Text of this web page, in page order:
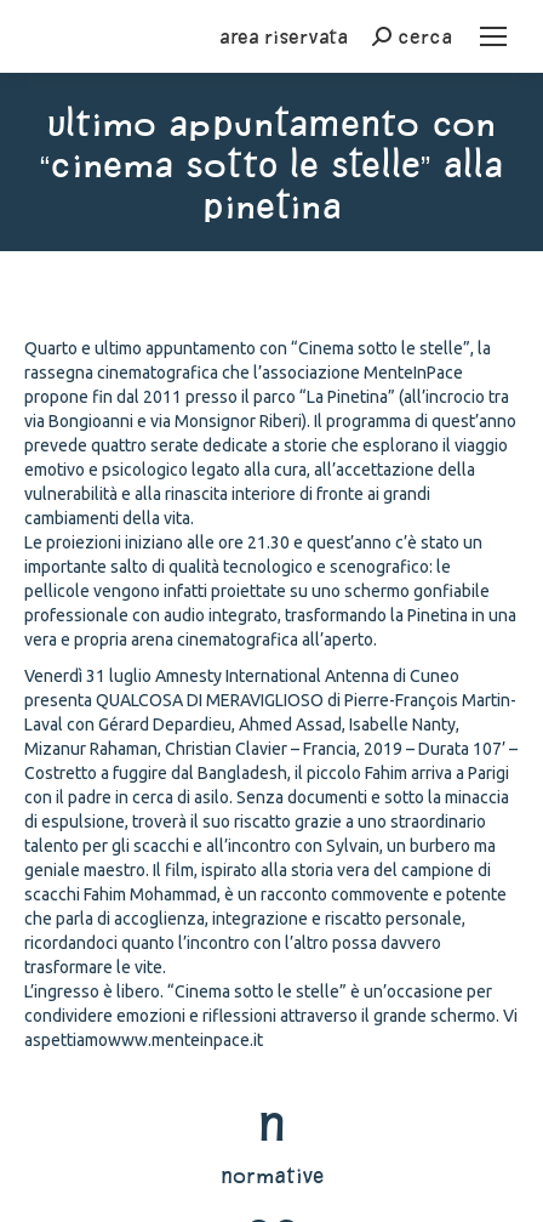
Area riservata Cercacerca
Ultimo appuntamento con
“Cinema sotto le stelle” alla
Pinetina
Quarto e ultimo appuntamento con “Cinema sotto le stelle”, la
rassegna cinematografica che l’associazione MenteInPace
propone fin dal 2011 presso il parco “La Pinetina” (all’incrocio tra
via Bongioanni e via Monsignor Riberi). Il programma di quest’anno
prevede quattro serate dedicate a storie che esplorano il viaggio
emotivo e psicologico legato alla cura, all’accettazione della
vulnerabilità e alla rinascita interiore di fronte ai grandi
cambiamenti della vita.
Le proiezioni iniziano alle ore 21.30 e quest’anno c’è stato un
importante salto di qualità tecnologico e scenografico: le
pellicole vengono infatti proiettate su uno schermo gonfiabile
professionale con audio integrato, trasformando la Pinetina in una
vera e propria arena cinematografica all’aperto.
Venerdì 31 luglio Amnesty International Antenna di Cuneo
presenta QUALCOSA DI MERAVIGLIOSO di Pierre-François Martin-
Laval con Gérard Depardieu, Ahmed Assad, Isabelle Nanty,
Mizanur Rahaman, Christian Clavier – Francia, 2019 – Durata 107’ –
Costretto a fuggire dal Bangladesh, il piccolo Fahim arriva a Parigi
con il padre in cerca di asilo. Senza documenti e sotto la minaccia
di espulsione, troverà il suo riscatto grazie a uno straordinario
talento per gli scacchi e all’incontro con Sylvain, un burbero ma
geniale maestro. Il film, ispirato alla storia vera del campione di
scacchi Fahim Mohammad, è un racconto commovente e potente
che parla di accoglienza, integrazione e riscatto personale,
ricordandoci quanto l’incontro con l’altro possa davvero
trasformare le vite.
L’ingresso è libero. “Cinema sotto le stelle” è un’occasione per
condividere emozioni e riflessioni attraverso il grande schermo. Vi
aspettiamowww.menteinpace.it
n
normative